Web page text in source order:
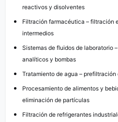
reactivos y disolventes
Filtración farmacéutica – filtración
intermedios
Sistemas de fluidos de laboratorio
analíticos y bombas
Tratamiento de agua –
Procesamiento de alimentos y
eliminación de partículas
Filtración de refrigerantes